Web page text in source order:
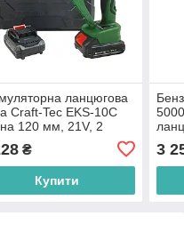
ланцюгова
Craft-Tec EKS-10C
120 мм, 21V, 2
₴
Купити
3